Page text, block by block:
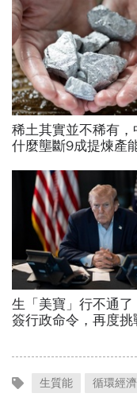
生質能 循環經濟